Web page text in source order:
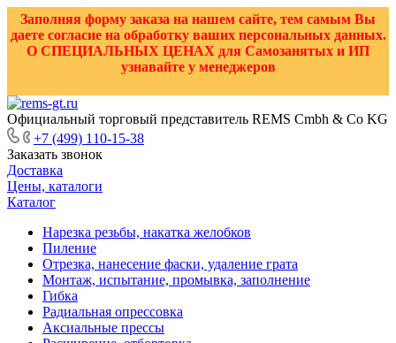
Заполняя форму заказа на нашем сайте, тем самым Вы
даете согласие на обработку ваших персональных данных.
О СПЕЦИАЛЬНЫХ ЦЕНАХ для Самозанятых и ИП
узнавайте у менеджеров
Официальный торговый представитель REMS Cmbh & Co KG
+7 (499) 110-15-38
Заказать звонок
Доставка
Цены, каталоги
Каталог
Нарезка резьбы, накатка желобков
Пиление
Отрезка, нанесение фаски, удаление грата
Монтаж, испытание, промывка, заполнение
Гибка
Радиальная опрессовка
Аксиальные прессы